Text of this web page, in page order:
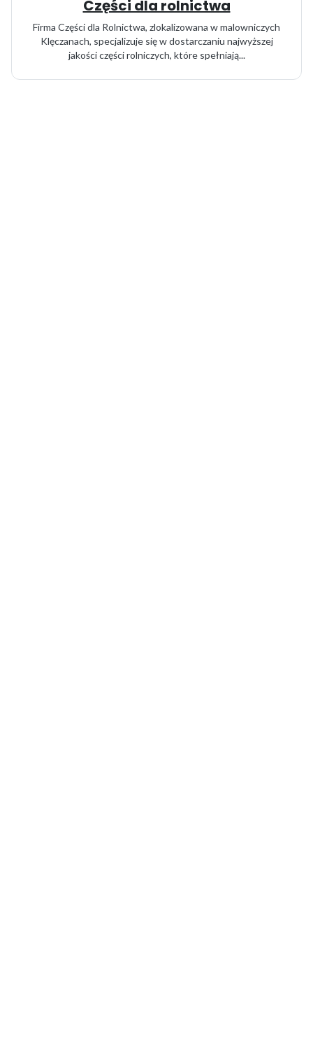
Części dla rolnictwa
Firma Części dla Rolnictwa, zlokalizowana w malowniczych
Klęczanach, specjalizuje się w dostarczaniu najwyższej
jakości części rolniczych, które spełniają...